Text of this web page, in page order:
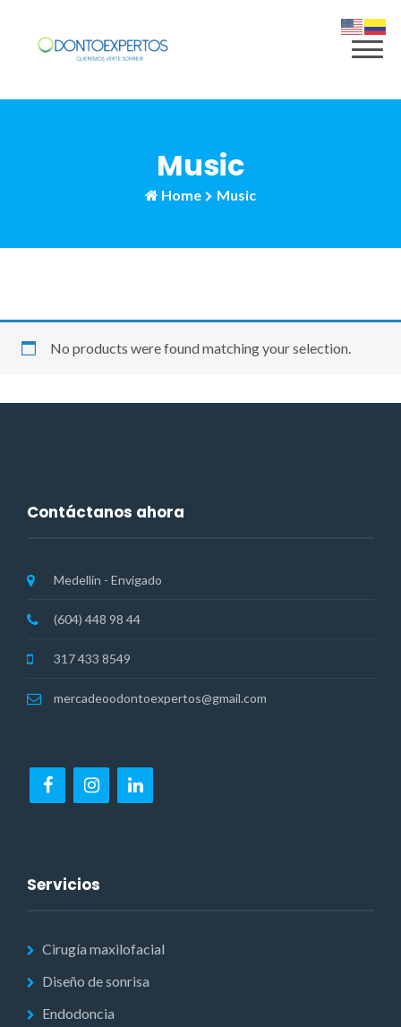
content
Music
Home Music
No products were found matching your selection.
Contáctanos ahora
Medellín - Envigado
(604) 448 98 44
317 433 8549
mercadeoodontoexpertos@gmail.com
Servicios
Cirugía maxilofacial
Diseño de sonrisa
Endodoncia